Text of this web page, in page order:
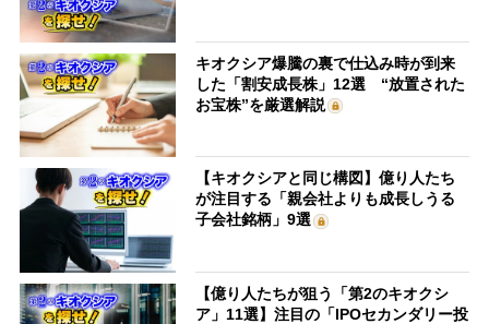
キオクシア爆騰の裏で仕込み時が到来
した「割安成長株」12選 “放置された
お宝株”を厳選解説
【キオクシアと同じ構図】億り人たち
が注目する「親会社よりも成長しうる
子会社銘柄」9選
【億り人たちが狙う「第2のキオクシ
ア」11選】注目の「IPOセカンダリー投